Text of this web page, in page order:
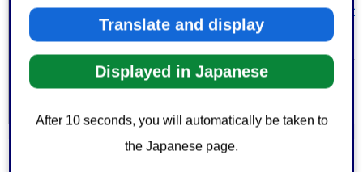
Translate and display
Displayed in Japanese
After 10 seconds, you will automatically be taken to
the Japanese page.
ームページ
静岡県危機管理部消防保安課(外
サイトへリンク）
大分類 > 中分
消防・防災＞消防